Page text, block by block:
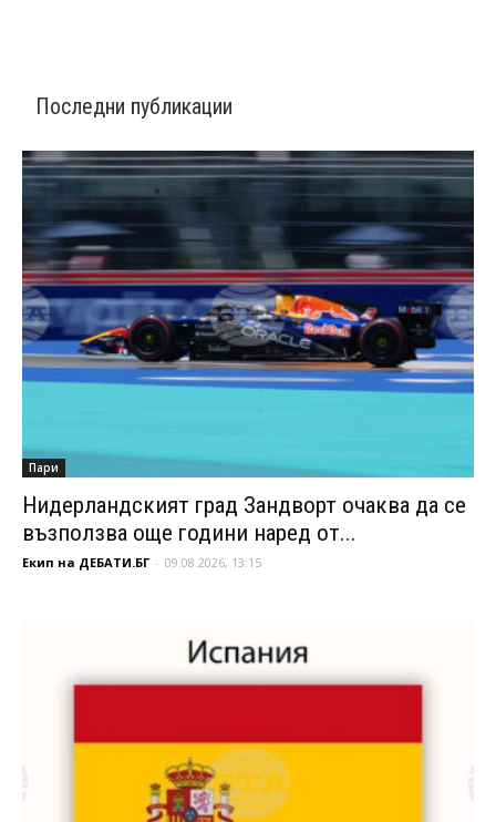
Последни публикации
Пари
Нидерландският град Зандворт очаква да се
възползва още години наред от...
Екип на ДЕБАТИ.БГ - 09.08.2026, 13:15